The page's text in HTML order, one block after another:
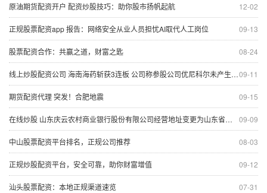
12-02
原油期货配资开户 配资炒股技巧：助你股市扬帆起航
09-13
正规股票配资app 报告：网络安全从业人员担忧AI取代人工岗位
08-24
股票配资合作：共赢之道，财富之匙
09-11
线上炒股配资公司 海南海药斩获3连板 公司称参股公司优尼科尔未产生盈利
09-15
期货配资代理 突发！合肥地震
09-09
在线炒股 山东庆云农村商业银行股份有限公司经营地址变更为山东省德州市庆云县学苑路888号
08-03
中山股票配资平台排名，正规公司推荐
09-12
正规炒股配资平台，安全可靠，助你财富增值
07-31
汕头股票配资：本地正规渠道速览